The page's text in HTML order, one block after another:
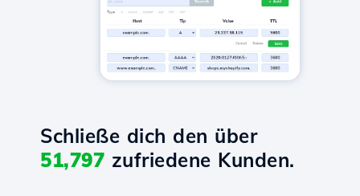
Schließe dich den über
51,797 zufriedene Kunden.